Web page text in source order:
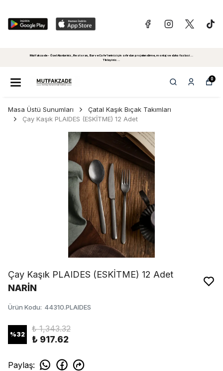
Mutfakzade - Özel Alanlariniz, Restoran, Bar ve Cafe'leriniz için sıfırdan projelendirme, montaj ve daha fazlasi...
Tiklayiniz...
0
Masa Üstü Sunumları
Çatal Kaşık Bıçak Takımları
Çay Kaşık PLAIDES (ESKİTME) 12 Adet
Çay Kaşık PLAIDES (ESKİTME) 12 Adet
NARİN
Ürün Kodu: 44310.PLAIDES
%32
₺ 1,343.32
₺ 917.62
Paylaş: